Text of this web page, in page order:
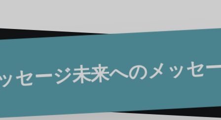
メッセージ未来への
ッセージ未来へのメッ